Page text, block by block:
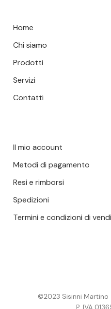
Home
Chi siamo
Prodotti
Servizi
Contatti
Il mio account
Metodi di pagamento
Resi e rimborsi
Spedizioni
Termini e condizioni di
©2023 Sisinni Martino
P. IVA